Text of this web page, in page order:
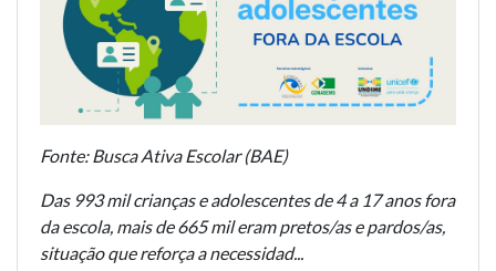
Fonte: Busca Ativa Escolar (BAE)
Das 993 mil crianças e adolescentes de 4 a 17 anos fora
da escola, mais de 665 mil eram pretos/as e pardos/as,
situação que reforça a necessidad...